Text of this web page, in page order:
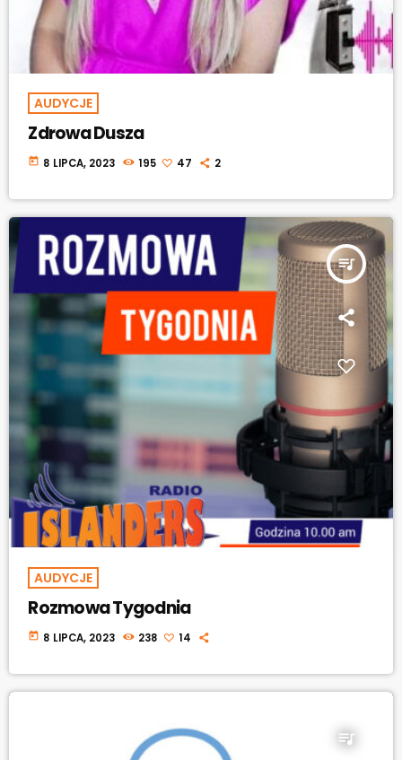
AUDYCJE
Zdrowa Dusza
today 8 LIPCA, 2023 195 47 2
queue_music
AUDYCJE
Rozmowa Tygodnia
today 8 LIPCA, 2023 238 14
queue_music